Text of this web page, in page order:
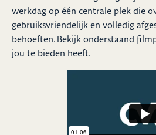
werkdag op één centrale plek die
gebruiksvriendelijk en volledig
behoeften. Bekijk onderstaand
jou te bieden heeft.